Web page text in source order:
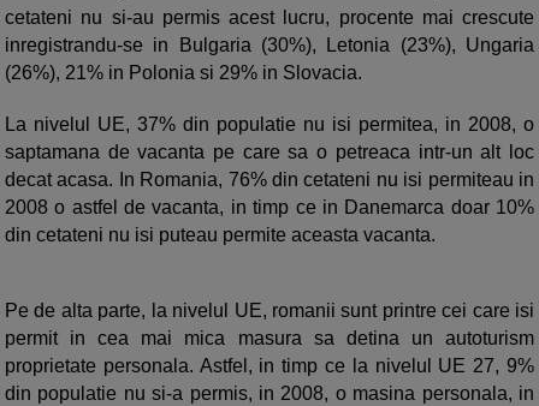
cetateni nu si-au permis acest lucru, procente mai crescute
inregistrandu-se in Bulgaria (30%), Letonia (23%), Ungaria
(26%), 21% in Polonia si 29% in Slovacia.
La nivelul UE, 37% din populatie nu isi permitea, in 2008, o
saptamana de vacanta pe care sa o petreaca intr-un alt loc
decat acasa. In Romania, 76% din cetateni nu isi permiteau in
2008 o astfel de vacanta, in timp ce in Danemarca doar 10%
din cetateni nu isi puteau permite aceasta vacanta.
Pe de alta parte, la nivelul UE, romanii sunt printre cei care isi
permit in cea mai mica masura sa detina un autoturism
proprietate personala. Astfel, in timp ce la nivelul UE 27, 9%
din populatie nu si-a permis, in 2008, o masina personala, in